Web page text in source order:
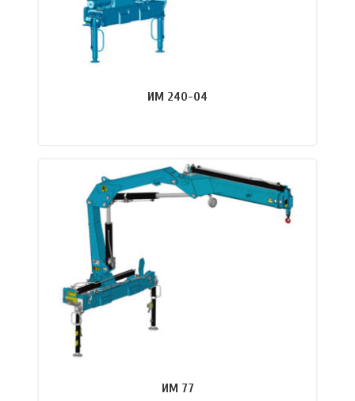
ИМ 240-04
ПОДРОБНЕЕ
ИМ 77